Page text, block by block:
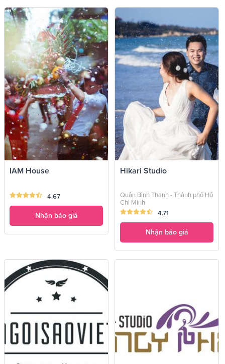
IAM House
4.67
Nhận báo giá
Hikari Studio
Quận Bình Thạnh - Thành phố Hồ
Chí Minh
4.71
Nhận báo giá